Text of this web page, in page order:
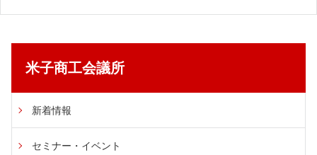
米子商工会議所
新着情報
セミナー・イベント